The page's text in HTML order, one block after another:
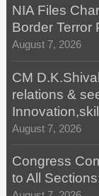
NIA Files
Border Terror
August 7, 2026
CM
relations &
August 7, 2026
Congress
to All